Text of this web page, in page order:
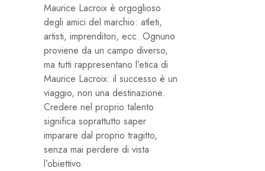
Maurice Lacroix è orgoglioso
degli amici del marchio: atleti,
artisti, imprenditori, ecc. Ognuno
proviene da un campo diverso,
ma tutti rappresentano l’etica di
Maurice Lacroix: il successo è un
viaggio, non una destinazione.
Credere nel proprio talento
significa soprattutto saper
imparare dal proprio tragitto,
senza mai perdere di vista
l’obiettivo.